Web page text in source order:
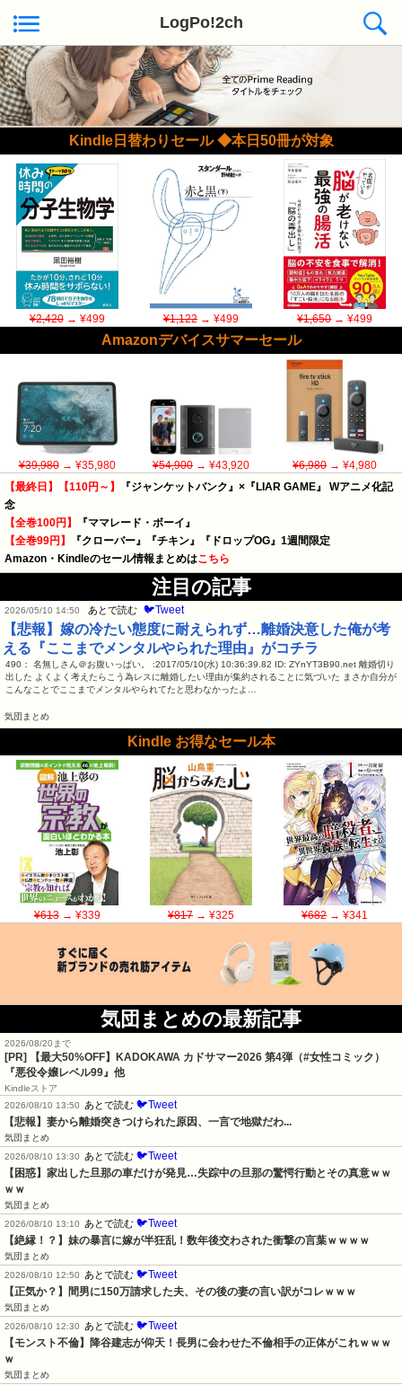
LogPo!2ch
Kindle日替わりセール ◆本日50冊が対象
¥2,420→ ¥499 ¥1,122→ ¥499 ¥1,650→ ¥499
Amazonデバイスサマーセール
¥39,980→ ¥35,980 ¥54,900→ ¥43,920 ¥6,980→ ¥4,980
【最終日】【110円～】
『ジャンケットバンク』×『LIAR GAME』 Wアニメ化記
念
【全巻100円】
『ママレード・ボーイ』
【全巻99円】
『クローバー』『チキン』『ドロップOG』1週間限定
Amazon・Kindleのセール情報まとめはこちら
注目の記事
2026/05/10 14:50 あとで読む 🐦Tweet
【悲報】嫁の冷たい態度に耐えられず…離婚決意した俺が考
える『ここまでメンタルやられた理由』がコチラ
490： 名無しさん＠お腹いっぱい。 :2017/05/10(水) 10:36:39.82 ID: ZYnYT3B90.net 離婚切り
出した よくよく考えたらこう為レスに離婚したい理由が集約されることに気づいた まさか自分が
こんなことでここまでメンタルやられてたと思わなかったよ…
気団まとめ
Kindle お得なセール本
¥613→ ¥339 ¥817→ ¥325 ¥682→ ¥341
気団まとめの最新記事
2026/08/20まで
[PR]
【最大50%OFF】KADOKAWA カドサマー2026 第4弾（#女性コミック）
『悪役令嬢レベル99』他
Kindleストア
2026/08/10 13:50
あとで読む 🐦Tweet
【悲報】妻から離婚突きつけられた原因、一言で地獄だわ...
気団まとめ
2026/08/10 13:30
あとで読む 🐦Tweet
【困惑】家出した旦那の車だけが発見…失踪中の旦那の驚愕行動とその真意ｗｗ
ｗｗ
気団まとめ
2026/08/10 13:10
あとで読む 🐦Tweet
【絶縁！？】妹の暴言に嫁が半狂乱！数年後交わされた衝撃の言葉ｗｗｗｗ
気団まとめ
2026/08/10 12:50
あとで読む 🐦Tweet
【正気か？】間男に150万請求した夫、その後の妻の言い訳がコレｗｗｗ
気団まとめ
2026/08/10 12:30
あとで読む 🐦Tweet
【モンスト不倫】降谷建志が仰天！長男に会わせた不倫相手の正体がこれｗｗｗ
ｗ
気団まとめ